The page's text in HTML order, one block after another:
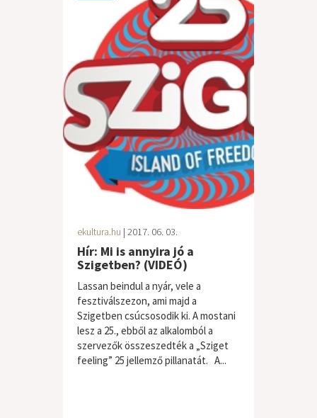
ekultura.hu | 2017. 06. 03.
Hír: Mi is annyira jó a
Szigetben? (VIDEÓ)
Lassan beindul a nyár, vele a
fesztiválszezon, ami majd a
Szigetben csúcsosodik ki. A mostani
lesz a 25., ebből az alkalomból a
szervezők összeszedték a „Sziget
feeling” 25 jellemző pillanatát. A...